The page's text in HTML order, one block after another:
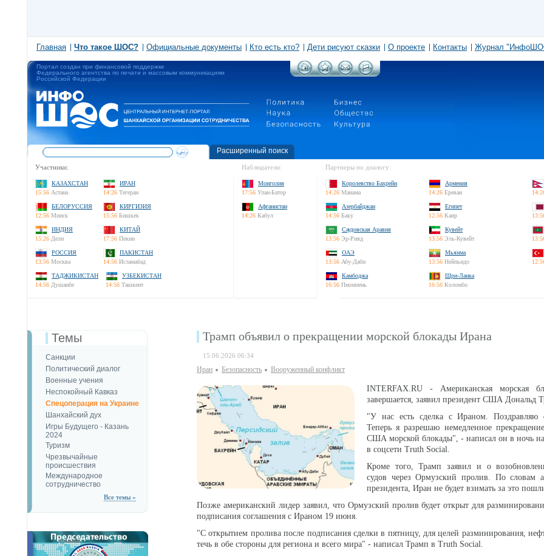
Главная Что такое ШОС? Официальные документы Кто есть кто? Дети рисуют сказки О проекте Контакты Журнал
Портал создан при финансовой поддержке
Федерального агентства по печати и массовым коммуникациям
Российской Федерации
Расширенный поиск
Участники:
КАЗАХСТАН
15:56 Астана
ИРАН
14:26 Тегеран
БЕЛОРУССИЯ
12:56 Минск
КИРГИЗИЯ
15:56 Бишкек
ИНДИЯ
15:26 Дели
КИТАЙ
17:56 Пекин
РОССИЯ
13:56 Москва
ПАКИСТАН
14:56 Исламабад
ТАДЖИКИСТАН
14:56 Душанбе
УЗБЕКИСТАН
14:56 Ташкент
Наблюдатели:
Монголия
17:56 Улан-Батор
Афганистан
14:26 Кабул
Партнеры по диалогу:
Королевство Бахрейн
14:26 Манама
Армения
14:26 Ереван
Азербайджан
14:56 Баку
Египет
12:56 Каир
Саудовская Аравия
13:56 Эр-Рияд
Кувейт
13:56 Эль-Кувейт
ОАЭ
13:56 Абу-Даби
Мьянма
13:56 Нейпьидо
Камбоджа
16:56 Пномпень
Шри-Ланка
16:56 Коломбо
Темы
Санкции
Политический диалог
Военные учения
Неспокойный Кавказ
Спецоперация на Украине
Шанхайский дух
Игры Будущего - Казань
2024
Туризм
Чрезвычайные
происшествия
Международное
сотрудничество
Все темы »
Трамп объявил о прекращении морской блокады Ирана
15.06.2026 06:34
Иран Безопаcность Вооруженный конфликт
INTERFAX.RU - Американская морская
завершается, заявил президент США Дональд
"У нас есть сделка с Ираном. Поздравляю
Теперь я разрешаю немедленное
США морской блокады", - написал он в ночь
в соцсети Truth Social.
Кроме того, Трамп заявил и о
судов через Ормузский пролив. По словам
президента, Иран не будет взимать за это
Позже американский лидер заявил, что Ормузский пролив будет открыт для
подписания соглашения с Ираном 19 июня.
"С открытием пролива после подписания сделки в пятницу, для целей разминирования,
течь в обе стороны для региона и всего мира" - написал Трамп в Truth Social.